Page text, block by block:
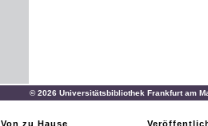
© 2026 Universitätsbibliothek Frankfurt am
Von zu Hause